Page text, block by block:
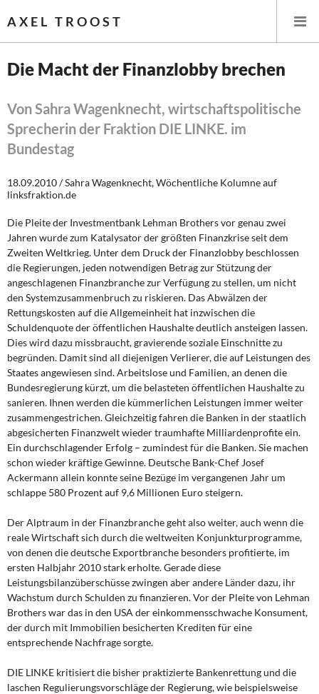
AXEL TROOST
Themen
Wirtschaftspolitik
Steuer- und Finanzpolitik
Öffentliche Infrastruktur und Daseinsvorsorge
Eurokrise und Griechenland
DIE LINKE
Weitere Themen
Memo-Gruppe
Institut Solidarische Moderne
Rosa-Luxemburg-Stiftung
Über mich
Kontakt
Die Macht der Finanzlobby brechen
Von Sahra Wagenknecht, wirtschaftspolitische
Sprecherin der Fraktion DIE LINKE. im
Bundestag
18.09.2010 / Sahra Wagenknecht, Wöchentliche Kolumne auf
linksfraktion.de
Die Pleite der Investmentbank Lehman Brothers vor genau zwei
Jahren wurde zum Katalysator der größten Finanzkrise seit dem
Zweiten Weltkrieg. Unter dem Druck der Finanzlobby beschlossen
die Regierungen, jeden notwendigen Betrag zur Stützung der
angeschlagenen Finanzbranche zur Verfügung zu stellen, um nicht
den Systemzusammenbruch zu riskieren. Das Abwälzen der
Rettungskosten auf die Allgemeinheit hat inzwischen die
Schuldenquote der öffentlichen Haushalte deutlich ansteigen lassen.
Dies wird dazu missbraucht, gravierende soziale Einschnitte zu
begründen. Damit sind all diejenigen Verlierer, die auf Leistungen des
Staates angewiesen sind. Arbeitslose und Familien, an denen die
Bundesregierung kürzt, um die belasteten öffentlichen Haushalte zu
sanieren. Ihnen werden die kümmerlichen Leistungen immer weiter
zusammengestrichen. Gleichzeitig fahren die Banken in der staatlich
abgesicherten Finanzwelt wieder traumhafte Milliardenprofite ein.
Ein durchschlagender Erfolg – zumindest für die Banken. Sie machen
schon wieder kräftige Gewinne. Deutsche Bank-Chef Josef
Ackermann allein konnte seine Bezüge im vergangenen Jahr um
schlappe 580 Prozent auf 9,6 Millionen Euro steigern.
Der Alptraum in der Finanzbranche geht also weiter, auch wenn die
reale Wirtschaft sich durch die weltweiten Konjunkturprogramme,
von denen die deutsche Exportbranche besonders profitierte, im
ersten Halbjahr 2010 stark erholte. Gerade diese
Leistungsbilanzüberschüsse zwingen aber andere Länder dazu, ihr
Wachstum durch Schulden zu finanzieren. Vor der Pleite von Lehman
Brothers war das in den USA der einkommensschwache Konsument,
der durch mit Immobilien besicherten Krediten für eine
entsprechende Nachfrage sorgte.
DIE LINKE kritisiert die bisher praktizierte Bankenrettung und die
laschen Regulierungsvorschläge der Regierung, wie beispielsweise